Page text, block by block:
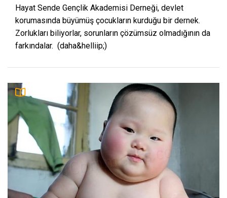
Hayat Sende Gençlik Akademisi Derneği, devlet
korumasında büyümüş çocukların kurduğu bir dernek.
Zorlukları biliyorlar, sorunların çözümsüz olmadığının da
farkındalar. (daha&helliip;)